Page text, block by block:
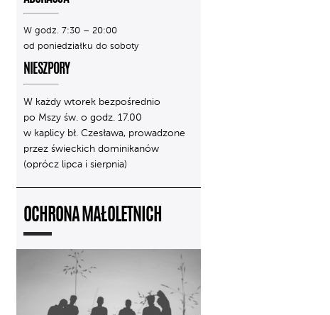
W godz. 7:30 – 20:00
od poniedziałku do soboty
NIESZPORY
W każdy wtorek bezpośrednio
po Mszy św. o godz. 17.00
w kaplicy bł. Czesława, prowadzone
przez świeckich dominikanów
(oprócz lipca i sierpnia)
OCHRONA MAŁOLETNICH